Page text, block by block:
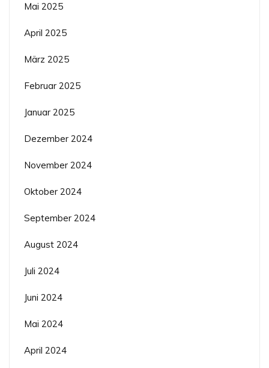
Mai 2025
April 2025
März 2025
Februar 2025
Januar 2025
Dezember 2024
November 2024
Oktober 2024
September 2024
August 2024
Juli 2024
Juni 2024
Mai 2024
April 2024